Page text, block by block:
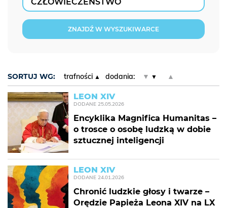
ZNAJDŹ W WYSZUKIWARCE
SORTUJ WG: trafności dodania: ▼ ▲
LEON XIV
DODANE 25.05.2026
Encyklika Magnifica Humanitas –
o trosce o osobę ludzką w dobie
sztucznej inteligencji
LEON XIV
DODANE 24.01.2026
Chronić ludzkie głosy i twarze –
Orędzie Papieża Leona XIV na LX